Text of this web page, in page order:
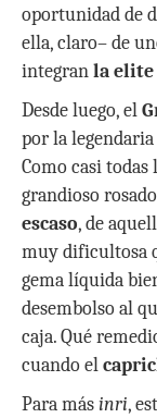
oportunidad de
ella, claro– de
integranla elite
Desde luego, el
por la legendaria
Como casi todas
grandioso
escaso, de
muy dificultosa
gema líquida
desembolso al
caja. Qué
cuando el
Para másinri,